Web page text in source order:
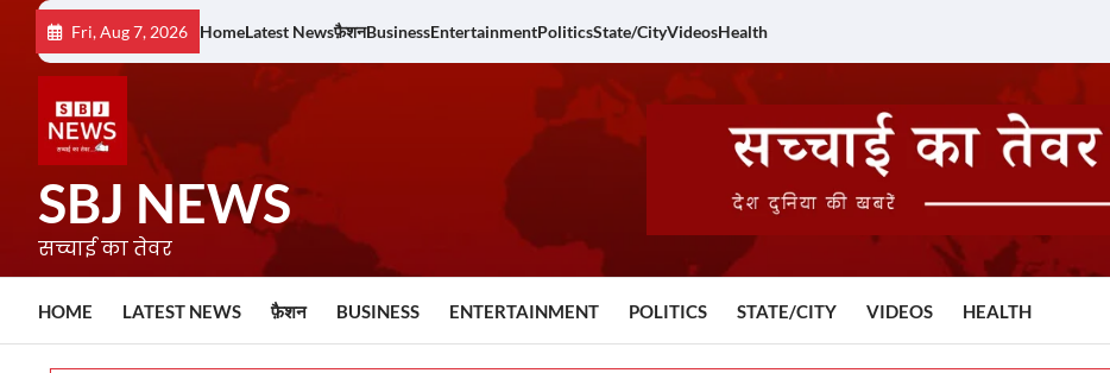
content
Fri, Aug 7, 2026 HomeLatest Newsफ़ैशनBusinessEntertainmentPoliticsState/CityVideosHealth
SBJ NEWS
सच्चाई का तेवर
HOME LATEST NEWS फ़ैशन BUSINESS ENTERTAINMENT POLITICS STATE/CITY VIDEOS HEALTH